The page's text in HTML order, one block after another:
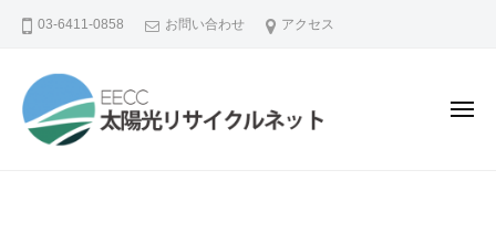
03-6411-0858 お問い合わせ アクセス
メ